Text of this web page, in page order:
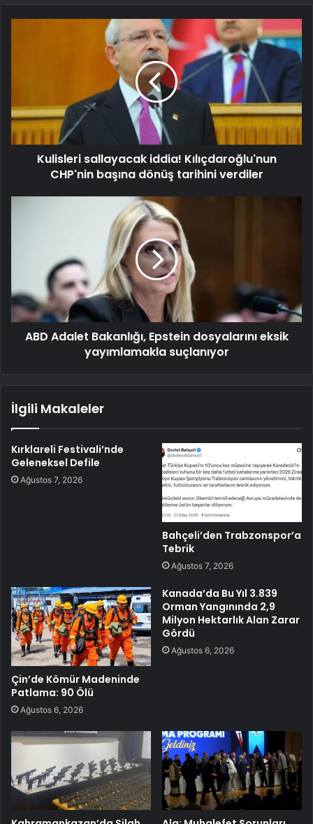
Kulisleri sallayacak iddia! Kılıçdaroğlu'nun
CHP'nin başına dönüş tarihini verdiler
ABD Adalet Bakanlığı, Epstein dosyalarını eksik
yayımlamakla suçlanıyor
İlgili Makaleler
Kırklareli Festivali’nde
Geleneksel Defile
Ağustos 7, 2026
Bahçeli’den Trabzonspor’a
Tebrik
Ağustos 7, 2026
Çin’de Kömür Madeninde
Patlama: 90 Ölü
Ağustos 6, 2026
Kanada’da Bu Yıl 3.839
Orman Yangınında 2,9
Milyon Hektarlık Alan Zarar
Gördü
Ağustos 6, 2026